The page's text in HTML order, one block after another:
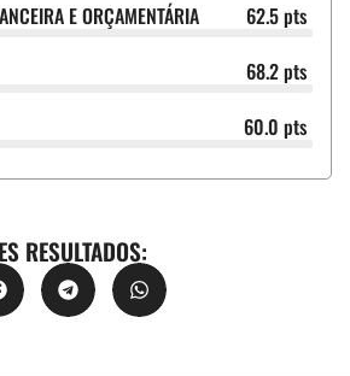
62.5 pts
E ORÇAMENTÁRIA
68.2 pts
60.0 pts
RESULTADOS: